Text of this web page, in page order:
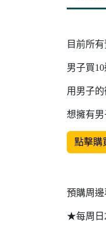
目前所
男子買
用男子
想擁有
點擊購
預購周邊
★每周日